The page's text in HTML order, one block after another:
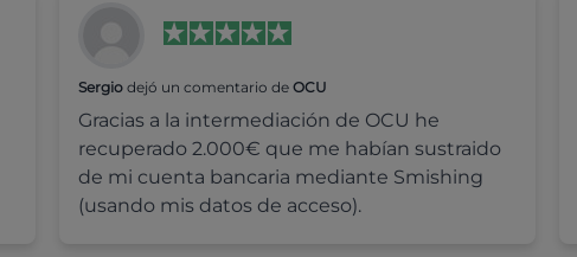
Sergiodejó un comentario de OCU
Gracias a la intermediación de OCU he
recuperado 2.000€ que me habían sustraido
de mi cuenta bancaria mediante Smishing
(usando mis datos de acceso).